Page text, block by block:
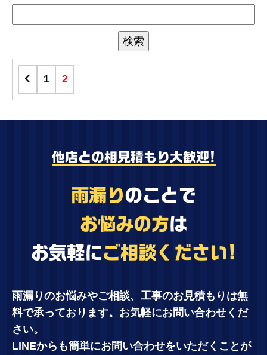
1 2
他店との相見積もり大歓迎!
雨漏りのことで
お悩みの方は
お気軽にご相談ください!
雨漏りのお悩みやご相談、工事のお見積もりは無
料で承っております。お気軽にお問い合わせくだ
さい。
LINEからも簡単にお問い合わせをいただくことが